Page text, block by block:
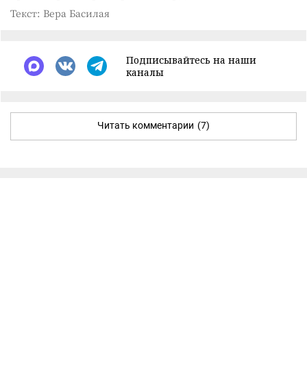
Текст: Вера Басилая
Подписывайтесь на наши
каналы
Читать комментарии (7)